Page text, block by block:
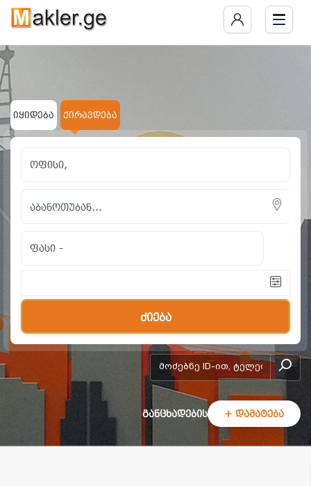
იყიდება ქირავდება
ოფისი,
ფასი -
ძიება
add-form
განცხადების + დამატება